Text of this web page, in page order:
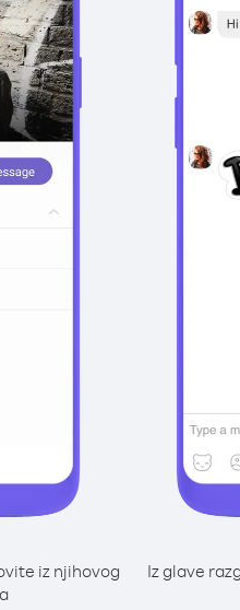
iz njihovog
Iz glave